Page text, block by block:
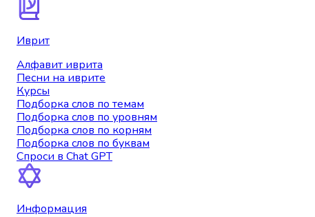
Иврит
Алфавит иврита
Песни на иврите
Курсы
Подборка слов по темам
Подборка слов по уровням
Подборка слов по корням
Подборка слов по буквам
Спроси в Chat GPT
Информация